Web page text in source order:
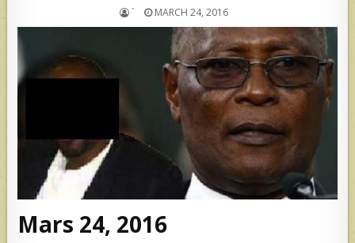
` MARCH 24, 2016
Mars 24, 2016